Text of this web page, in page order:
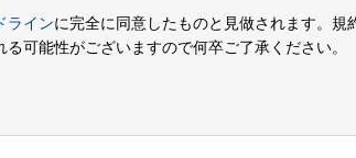
ラインに完全に同意したものと見做されます。規
可能性がございますので何卒ご了承ください。